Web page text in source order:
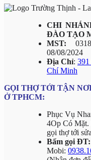
CHI
ĐÀO TẠO
MST:
08/08/2024
Địa Chỉ:
Chí Minh
GỌI THỢ TỚI TẬN
Ở TPHCM:
Phục Vụ
4Op Có Mặt.
gọi thợ tới
Bấm gọi ĐT:
Mobi: